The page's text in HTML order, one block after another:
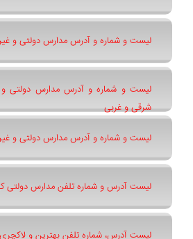
لیست و شماره و آدرس مدارس دولتی و
لیست و شماره و آدرس مدارس دولتی و
شرقی و غربی
لیست و شماره و آدرس مدارس دولتی و غیر
لیست آدرس و شماره تلفن مدارس دولتی
لیست آدرس، شماره تلفن بهترین و